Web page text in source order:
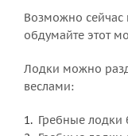
Возможно сейчас
обдумайте этот
Лодки можно
веслами:
Гребные лодки